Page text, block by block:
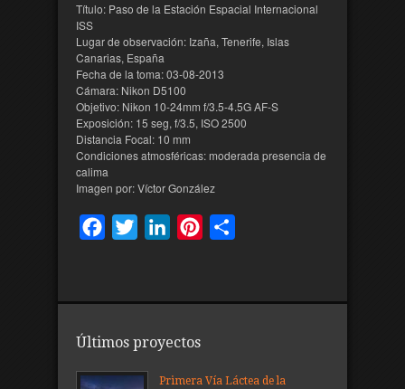
Título: Paso de la Estación Espacial Internacional
ISS
Lugar de observación: Izaña, Tenerife, Islas
Canarias, España
Fecha de la toma: 03-08-2013
Cámara: Nikon D5100
Objetivo: Nikon 10-24mm f/3.5-4.5G AF-S
Exposición: 15 seg, f/3.5, ISO 2500
Distancia Focal: 10 mm
Condiciones atmosféricas: moderada presencia de
calima
Imagen por: Víctor González
Facebook
Twitter LinkedInPinterest
Últimos proyectos
Primera Vía Láctea de la